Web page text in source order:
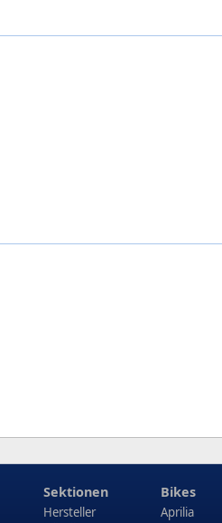
Sektionen
Hersteller
Bikes
Aprilia